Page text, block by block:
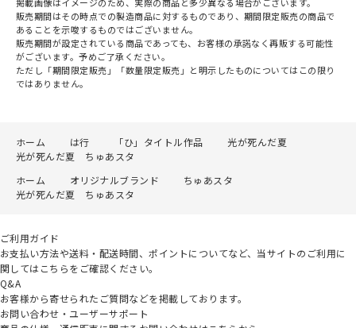
販売期間はその時点での製造商品に対するものであり、期間限定販売の商品で
あることを示唆するものではございません。
販売期間が設定されている商品であっても、お客様の承諾なく再販する可能性
がございます。予めご了承ください。
ただし「期間限定販売」「数量限定販売」と明示したものについてはこの限り
ではありません。
ホーム は行 「ひ」タイトル作品
光が死んだ夏
光が死んだ夏 ちゅあスタ
ホーム
オリジナルブランド
ちゅあスタ
光が死んだ夏 ちゅあスタ
ご利用ガイド
お支払い方法や送料・配送時間、ポイントについてなど、当サイトのご利用に
関してはこちらをご確認ください。
Q&A
お客様から寄せられたご質問などを掲載しております。
お問い合わせ・ユーザーサポート